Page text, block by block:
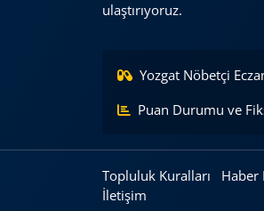
ulaştırıyoruz.
Yozgat Nöbetçi
Puan Durumu ve
Topluluk Kuralları Haber
İletişim